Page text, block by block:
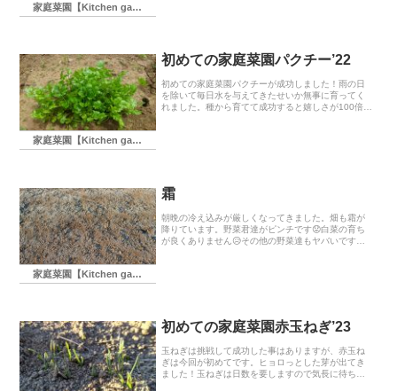
家庭菜園【Kitchen garden】
家庭菜園【Kitchen garden】
初めての家庭菜園パクチー’22
初めての家庭菜園パクチーが成功しました！雨の日
を除いて毎日水を与えてきたせいか無事に育ってく
れました。種から育てて成功すると嬉しさが100倍で
家庭菜園【Kitchen garden】
霜
朝晩の冷え込みが厳しくなってきました。畑も霜が
降りています。野菜君達がピンチです😟白菜の育ち
が良くありません😥その他の野菜達もヤバいです😳
初めての家庭菜園赤玉ねぎ’23
玉ねぎは挑戦して成功した事はありますが、赤玉ね
ぎは今回が初めてです。ヒョロっとした芽が出てき
ました！玉ねぎは日数を要しますので気長に待ちま